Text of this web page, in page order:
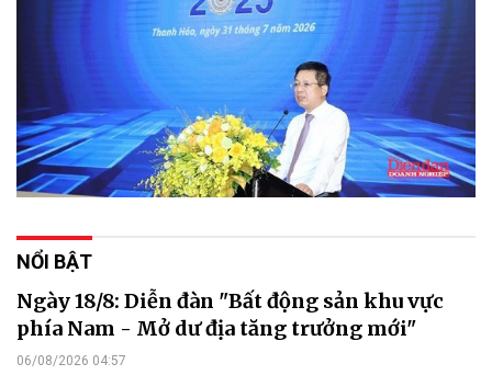
NỔI BẬT
Ngày 18/8: Diễn đàn "Bất động sản khu vực
phía Nam - Mở dư địa tăng trưởng mới"
06/08/2026 04:57